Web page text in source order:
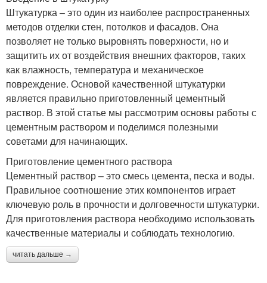
Штукатурка – это один из наиболее распространенных
методов отделки стен, потолков и фасадов. Она
позволяет не только выровнять поверхности, но и
защитить их от воздействия внешних факторов, таких
как влажность, температура и механическое
повреждение. Основой качественной штукатурки
является правильно приготовленный цементный
раствор. В этой статье мы рассмотрим основы работы с
цементным раствором и поделимся полезными
советами для начинающих.
Приготовление цементного раствора
Цементный раствор – это смесь цемента, песка и воды.
Правильное соотношение этих компонентов играет
ключевую роль в прочности и долговечности штукатурки.
Для приготовления раствора необходимо использовать
качественные материалы и соблюдать технологию.
читать дальше →